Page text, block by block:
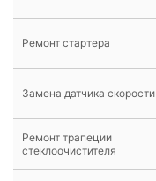
Ремонт стартера
Замена датчика скорости
Ремонт трапеции
стеклоочистителя